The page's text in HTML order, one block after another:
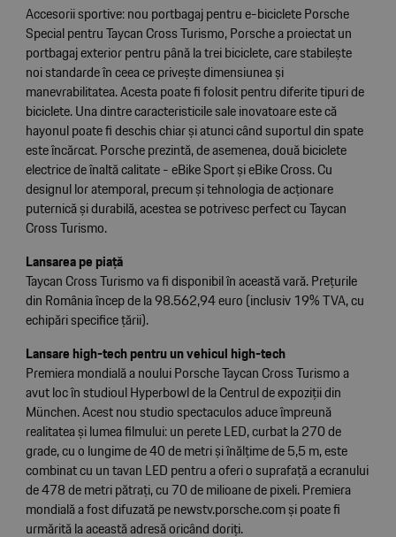
Accesorii sportive: nou portbagaj pentru e-biciclete Porsche
Special pentru Taycan Cross Turismo, Porsche a proiectat un
portbagaj exterior pentru până la trei biciclete, care stabilește
noi standarde în ceea ce privește dimensiunea și
manevrabilitatea. Acesta poate fi folosit pentru diferite tipuri de
biciclete. Una dintre caracteristicile sale inovatoare este că
hayonul poate fi deschis chiar și atunci când suportul din spate
este încărcat. Porsche prezintă, de asemenea, două biciclete
electrice de înaltă calitate - eBike Sport și eBike Cross. Cu
designul lor atemporal, precum și tehnologia de acționare
puternică și durabilă, acestea se potrivesc perfect cu Taycan
Cross Turismo.
Lansarea pe piață
Taycan Cross Turismo va fi disponibil în această vară. Prețurile
din România încep de la 98.562,94 euro (inclusiv 19% TVA, cu
echipări specifice țării).
Lansare high-tech pentru un vehicul high-tech
Premiera mondială a noului Porsche Taycan Cross Turismo a
avut loc în studioul Hyperbowl de la Centrul de expoziții din
München. Acest nou studio spectaculos aduce împreună
realitatea și lumea filmului: un perete LED, curbat la 270 de
grade, cu o lungime de 40 de metri și înălțime de 5,5 m, este
combinat cu un tavan LED pentru a oferi o suprafață a ecranului
de 478 de metri pătrați, cu 70 de milioane de pixeli. Premiera
mondială a fost difuzată pe newstv.porsche.com și poate fi
urmărită la această adresă oricând doriți.